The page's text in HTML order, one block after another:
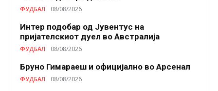
ФУДБАЛ 08/08/2026
Интер подобар од Јувентус на
пријателскиот дуел во Австралија
ФУДБАЛ 08/08/2026
Бруно Гимараеш и официјално во Арсенал
ФУДБАЛ 08/08/2026